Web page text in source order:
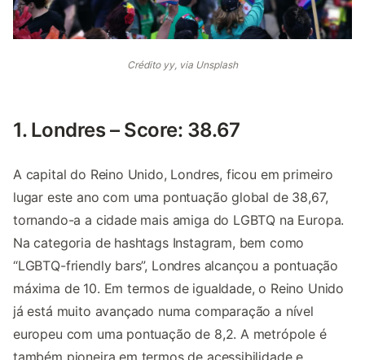
Crédito yy, via Unsplash
1. Londres – Score: 38.67
A capital do Reino Unido, Londres, ficou em primeiro
lugar este ano com uma pontuação global de 38,67,
tornando-a a cidade mais amiga do LGBTQ na Europa.
Na categoria de hashtags Instagram, bem como
“LGBTQ-friendly bars”, Londres alcançou a pontuação
máxima de 10. Em termos de igualdade, o Reino Unido
já está muito avançado numa comparação a nível
europeu com uma pontuação de 8,2. A metrópole é
também pioneira em termos de acessibilidade e